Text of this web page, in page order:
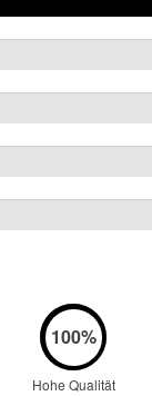
Hohe Qualität